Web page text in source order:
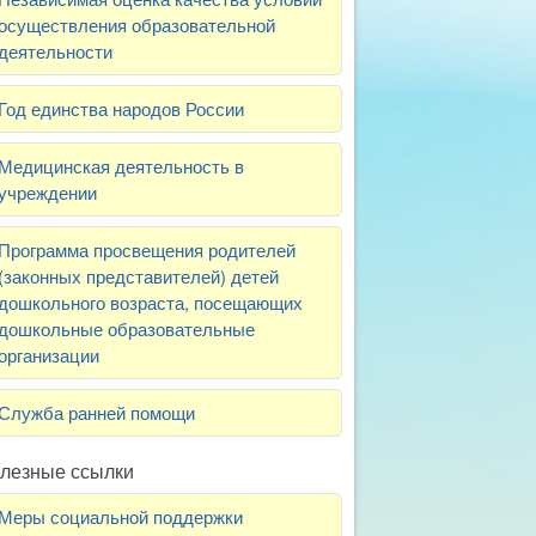
образовательной
единства народов России
деятельность в
просвещения родителей
представителей) детей
возраста, посещающих
образовательные
ранней помощи
ссылки
социальной поддержки